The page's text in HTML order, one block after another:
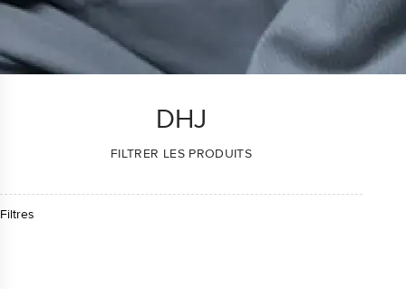
DHJ
FILTRER LES PRODUITS
Filtres